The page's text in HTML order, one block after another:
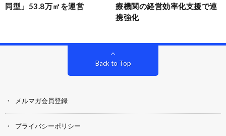
同型」53.8万㎡を運営
療機関の経営効率化支援で連
携強化
Back to Top
メルマガ会員登録
プライバシーポリシー